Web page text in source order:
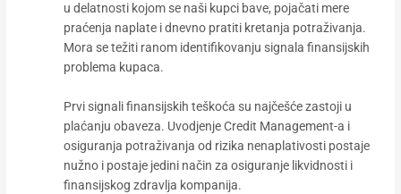
u delatnosti kojom se naši kupci bave, pojačati mere
praćenja naplate i dnevno pratiti kretanja potraživanja.
Mora se težiti ranom identifikovanju signala finansijskih
problema kupaca.
Prvi signali finansijskih teškoća su najčešće zastoji u
plaćanju obaveza. Uvodjenje Credit Management-a i
osiguranja potraživanja od rizika nenaplativosti postaje
nužno i postaje jedini način za osiguranje likvidnosti i
finansijskog zdravlja kompanija.